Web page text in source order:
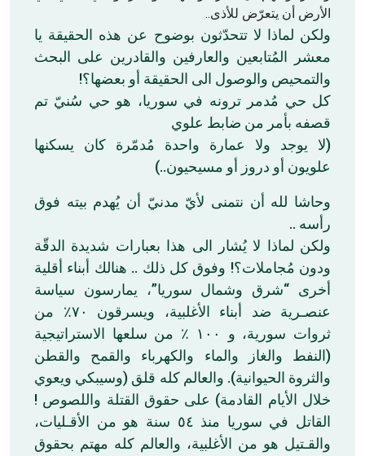
الأرض أن يتعرّض للأذى..
ولكن لماذا لا تتحدّثون بوضوح عن هذه الحقيقة يا
معشر المُتابعين والعارفين والقادرين على البحث
والتمحيص والوصول الى الحقيقة أو بعضها؟!
كل حي مُدمر ترونه في سوريا، هو حي سُنيّ تم
قصفه بأمر من ضابط علوي
(لا يوجد ولا عمارة واحدة مُدمّرة كان يسكنها
علويون أو دروز أو مسيحيون..)
وحاشا لله أن نتمنى لأيّ مدنيّ أن يُهدم بيته فوق
رأسه ..
ولكن لماذا لا يُشار الى هذا بعبارات شديدة الدقّة
ودون مُجاملات؟! وفوق كل ذلك .. هنالك أبناء أقلية
أخرى “شرق وشمال سوريا”، يمارسون سياسة
عنصـرية ضد أبناء الأغلبية، ويسرقون ٧٠٪ من
ثروات سورية، و ١٠٠ ٪ من سلعها الاستراتيجية
(النفط والغاز والماء والكهرباء والقمح والقطن
والثروة الحيوانية). والعالم كله قلق (وسيبكي ويعوي
خلال الأيام القادمة) على حقوق القتلة واللصوص !
القاتل في سوريا منذ ٥٤ سنة هو من الأقـليات،
والقـتيل هو من الأغلبية، والعالم كله مهتم بحقوق